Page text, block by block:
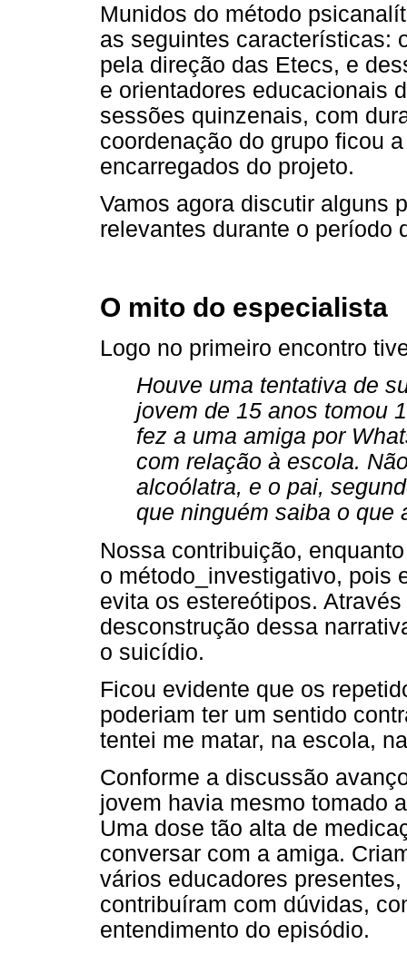
Munidos do método
as seguintes características:
pela direção das Etecs, e
e orientadores educacionais
sessões quinzenais, com
coordenação do grupo ficou
encarregados do projeto.
Vamos agora discutir alguns
relevantes durante o período
O mito do especialista
Logo no primeiro encontro
Houve uma tentativa de
jovem de 15 anos tomou
fez a uma amiga por
com relação à escola.
alcoólatra, e o pai,
que ninguém saiba o que
Nossa contribuição,
o método_investigativo, pois
evita os estereótipos.
desconstrução dessa
o suicídio.
Ficou evidente que os
poderiam ter um sentido
tentei me matar, na escola,
Conforme a discussão
jovem havia mesmo tomado
Uma dose tão alta de
conversar com a amiga.
vários educadores
contribuíram com dúvidas,
entendimento do episódio.